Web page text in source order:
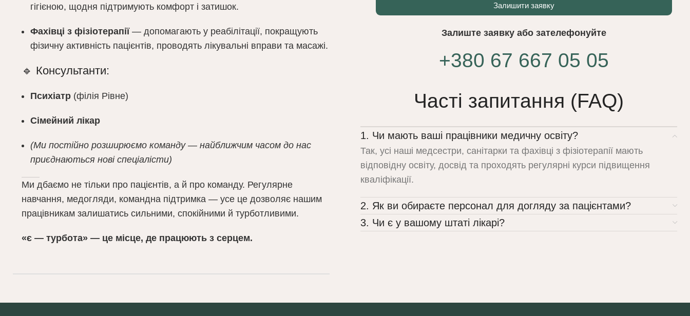
гігієною, щодня підтримують комфорт і затишок.
Фахівці з фізіотерапії— допомагають у реабілітації, покращують
фізичну активність пацієнтів, проводять лікувальні вправи та масажі.
🔹 Консультанти:
Психіатр (філія Рівне)
Сімейний лікар
(Ми постійно розширюємо команду — найближчим часом до нас
приєднаються нові спеціалісти)
Ми дбаємо не тільки про пацієнтів, а й про команду. Регулярне
навчання, медогляди, командна підтримка — усе це дозволяє нашим
працівникам залишатись сильними, спокійними й турботливими.
«є — турбота» — це місце, де працюють з серцем.
Залишити заявку
Залиште заявку або зателефонуйте
+380 67 667 05 05
Часті запитання (FAQ)
1. Чи мають ваші працівники медичну освіту?
Так, усі наші медсестри, санітарки та фахівці з фізіотерапії мають
відповідну освіту, досвід та проходять регулярні курси підвищення
кваліфікації.
2. Як ви обираєте персонал для догляду за пацієнтами?
3. Чи є у вашому штаті лікарі?